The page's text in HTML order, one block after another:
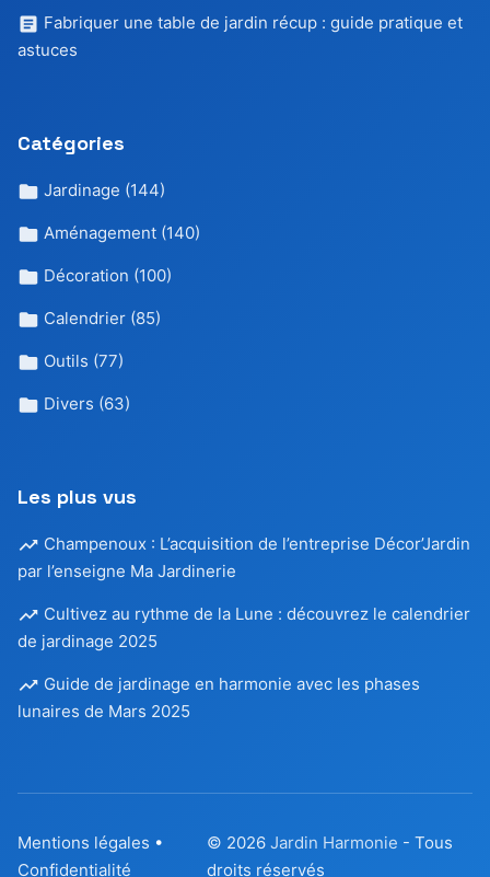
Fabriquer une table de jardin récup : guide pratique et
astuces
Catégories
Jardinage (144)
Aménagement (140)
Décoration (100)
Calendrier (85)
Outils (77)
Divers (63)
Les plus vus
Champenoux : L’acquisition de l’entreprise Décor’Jardin
par l’enseigne Ma Jardinerie
Cultivez au rythme de la Lune : découvrez le calendrier
de jardinage 2025
Guide de jardinage en harmonie avec les phases
lunaires de Mars 2025
Mentions légales •
Confidentialité
© 2026Jardin Harmonie - Tous
droits réservés